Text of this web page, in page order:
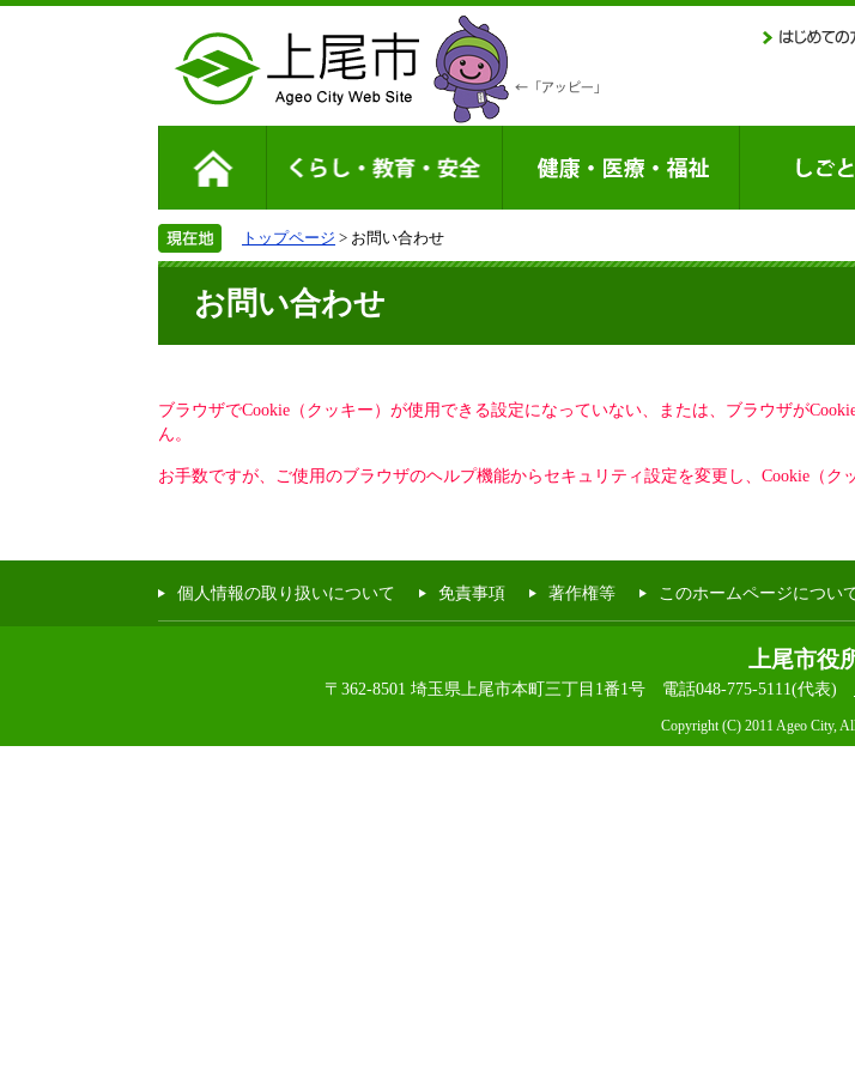
トップページ > お問い合わせ
お問い合わせ
ブラウザでCookie（クッキー）が使用できる設定になっていない、または、ブラウザが
ん。
お手数ですが、ご使用のブラウザのヘルプ機能からセキュリティ設定を変更し、Cookie（ク
個人情報の取り扱いについて 免責事項 著作権等 このホームページについ
上尾市役
〒362-8501 埼玉県上尾市本町三丁目1番1号 電話048-775-5111(代表)
Copyright (C) 2011 Ageo City,